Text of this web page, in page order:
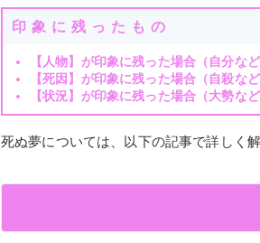
印象に残ったもの
【人物】が印象に残った場合（自分など
【死因】が印象に残った場合（自殺など
【状況】が印象に残った場合（大勢など
死ぬ夢については、以下の記事で詳しく